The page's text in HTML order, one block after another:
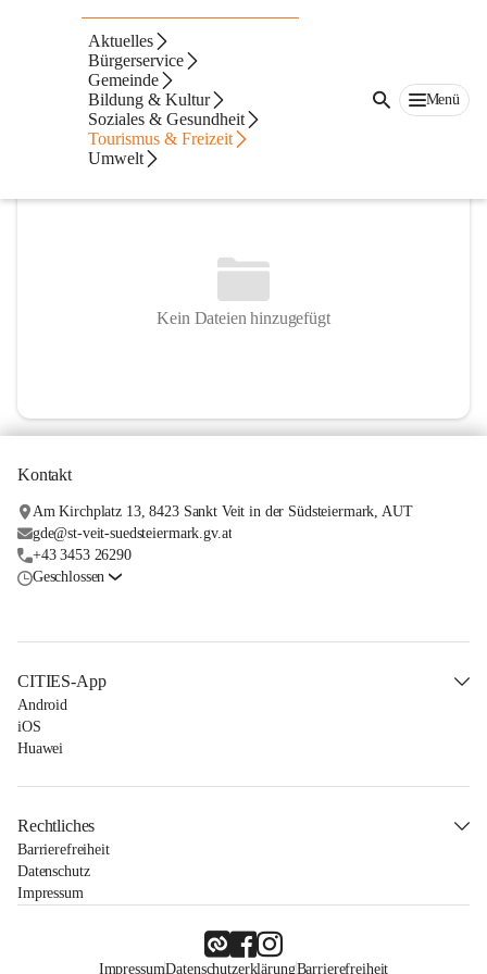
Aktuelles
Bürgerservice
Gemeinde
Bildung & Kultur
Soziales & Gesundheit
Tourismus & Freizeit
Umwelt
Menü
Musikverein Saßtal-Siebing
@musikverein-sasstal-siebing
Musikverein
In CITIES öffnen
Kein Dateien hinzugefügt
Kontakt
Am Kirchplatz 13, 8423 Sankt Veit in der Südsteiermark, AUT
gde@st-veit-suedsteiermark.gv.at
+43 3453 26290
Geschlossen
CITIES-App
Android
iOS
Huawei
Rechtliches
Barrierefreiheit
Datenschutz
Impressum
ImpressumDatenschutzerklärungBarrierefreiheit